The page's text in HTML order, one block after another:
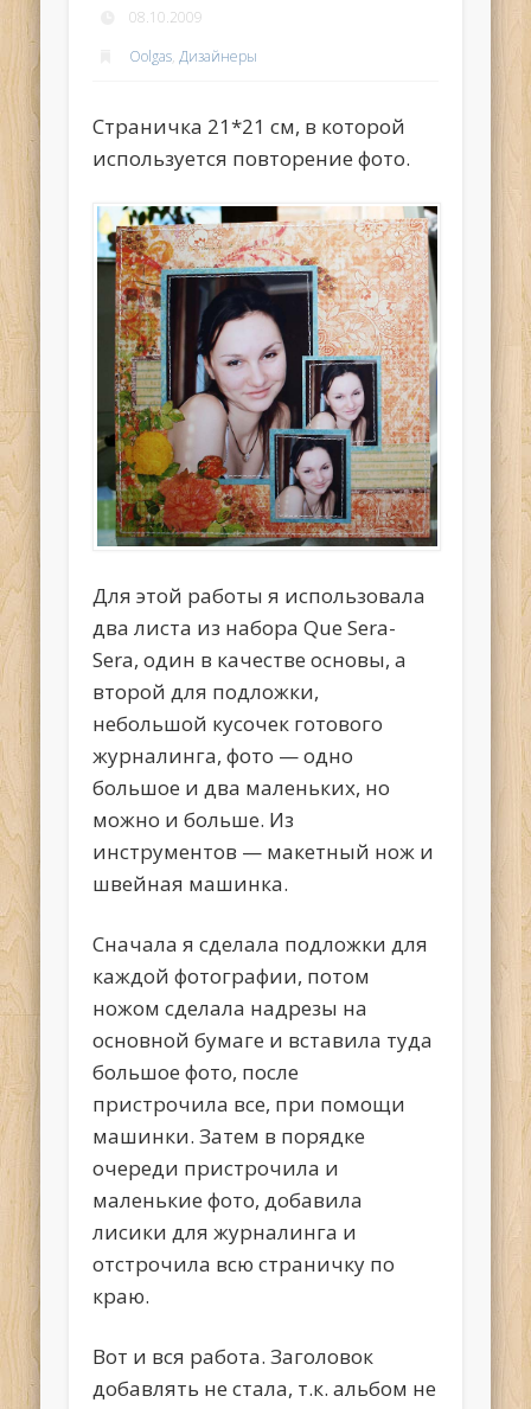
08.10.2009
Oolgas,Дизайнеры
Страничка 21*21 см, в которой
используется повторение фото.
Для этой работы я использовала
два листа из набора Que Sera-
Sera, один в качестве основы, а
второй для подложки,
небольшой кусочек готового
журналинга, фото — одно
большое и два маленьких, но
можно и больше. Из
инструментов — макетный нож и
швейная машинка.
Сначала я сделала подложки для
каждой фотографии, потом
ножом сделала надрезы на
основной бумаге и вставила туда
большое фото, после
пристрочила все, при помощи
машинки. Затем в порядке
очереди пристрочила и
маленькие фото, добавила
лисики для журналинга и
отстрочила всю страничку по
краю.
Вот и вся работа. Заголовок
добавлять не стала, т.к. альбом не